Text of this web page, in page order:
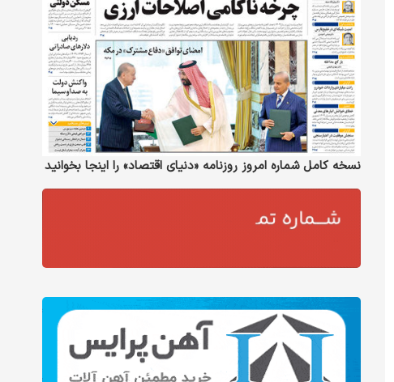
نسخه کامل شماره امروز روزنامه «دنیای‌ اقتصاد» را اینجا بخوانید